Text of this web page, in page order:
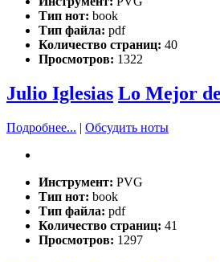
Тип нот: book
Тип файла: pdf
Количество страниц: 40
Просмотров: 1322
Julio Iglesias Lo Mejor
Подробнее... | Обсудить ноты
Инструмент: PVG
Тип нот: book
Тип файла: pdf
Количество страниц: 41
Просмотров: 1297